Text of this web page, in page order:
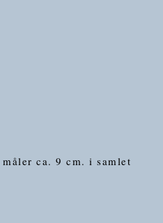
ca. 9 cm. i samlet